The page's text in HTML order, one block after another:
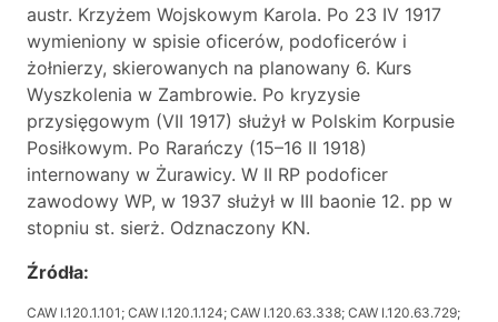
austr. Krzyżem Wojskowym Karola. Po 23 IV 1917
wymieniony w spisie oficerów, podoficerów i
żołnierzy, skierowanych na planowany 6. Kurs
Wyszkolenia w Zambrowie. Po kryzysie
przysięgowym (VII 1917) służył w Polskim Korpusie
Posiłkowym. Po Rarańczy (15–16 II 1918)
internowany w Żurawicy. W II RP podoficer
zawodowy WP, w 1937 służył w III baonie 12. pp w
stopniu st. sierż. Odznaczony KN.
Źródła:
CAW I.120.1.101; CAW I.120.1.124; CAW I.120.63.338; CAW I.120.63.729;